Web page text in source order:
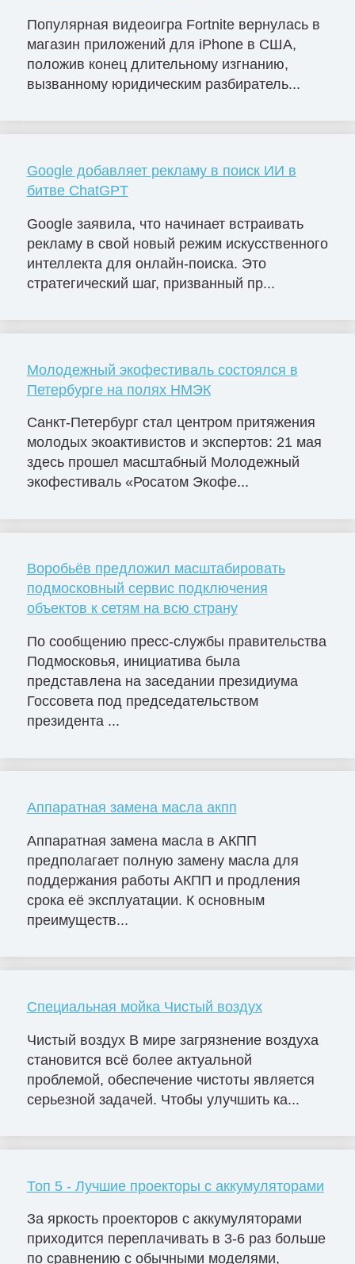
Популярная видеоигра Fortnite вернулась в
магазин приложений для iPhone в США,
положив конец длительному изгнанию,
вызванному юридическим разбиратель...
Google добавляет рекламу в поиск ИИ в
битве ChatGPT
Google заявила, что начинает встраивать
рекламу в свой новый режим искусственного
интеллекта для онлайн-поиска. Это
стратегический шаг, призванный пр...
Молодежный экофестиваль состоялся в
Петербурге на полях НМЭК
Санкт-Петербург стал центром притяжения
молодых экоактивистов и экспертов: 21 мая
здесь прошел масштабный Молодежный
экофестиваль «Росатом Экофе...
Воробьёв предложил масштабировать
подмосковный сервис подключения
объектов к сетям на всю страну
По сообщению пресс-службы правительства
Подмосковья, инициатива была
представлена на заседании президиума
Госсовета под председательством
президента ...
Аппаратная замена масла акпп
Аппаратная замена масла в АКПП
предполагает полную замену масла для
поддержания работы АКПП и продления
срока её эксплуатации. К основным
преимуществ...
Специальная мойка Чистый воздух
Чистый воздух В мире загрязнение воздуха
становится всё более актуальной
проблемой, обеспечение чистоты является
серьезной задачей. Чтобы улучшить ка...
Топ 5 - Лучшие проекторы с аккумуляторами
За яркость проекторов с аккумуляторами
приходится переплачивать в 3-6 раз больше
по сравнению с обычными моделями,